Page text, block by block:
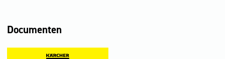
Documenten